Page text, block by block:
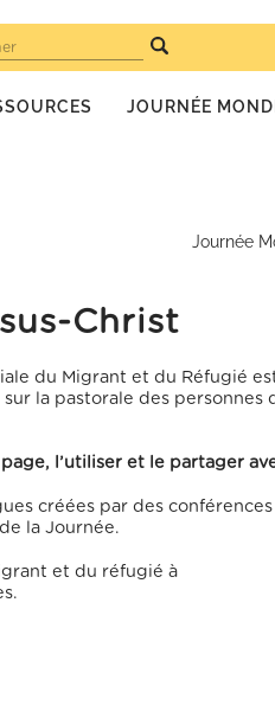
JOURNÉE
Journée
Christ
du Migrant et du Réfugié
la pastorale des personnes
l’utiliser et le partager
créées par des
la Journée.
et du réfugié à